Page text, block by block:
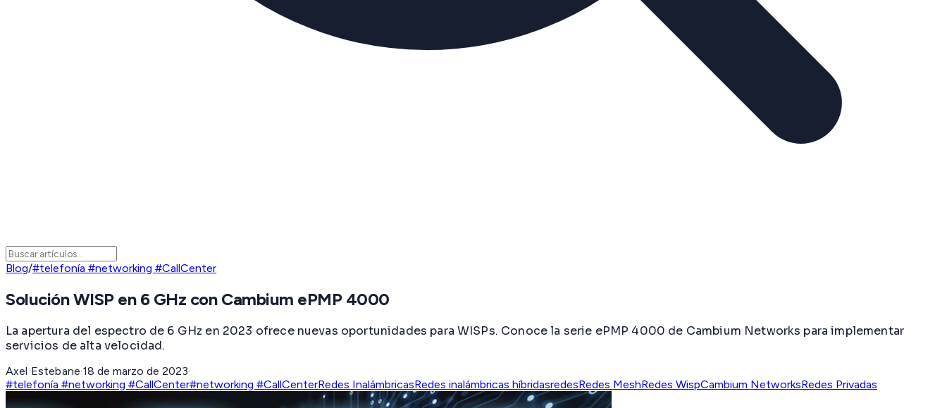
Blog/#telefonía #networking #CallCenter
Solución WISP en 6 GHz con Cambium ePMP 4000
La apertura del espectro de 6 GHz en 2023 ofrece nuevas oportunidades para WISPs. Conoce la serie ePMP 4000 de Cambium Networks para implementar
servicios de alta velocidad.
Axel Estebane·18 de marzo de 2023·
#telefonía #networking #CallCenter#networking #CallCenterRedes InalámbricasRedes inalámbricas híbridasredesRedes MeshRedes WispCambium NetworksRedes Privadas